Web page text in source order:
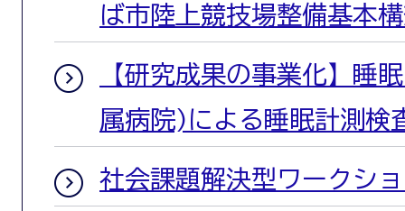
ば市陸上競技場整備基本
【研究成果の事業化】睡
属病院)による睡眠計測検
社会課題解決型ワークショ